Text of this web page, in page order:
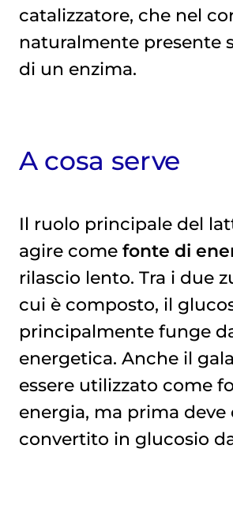
catalizzatore, che nel
naturalmente presente
di un enzima.
A cosa serve
Il ruolo principale del
agire comefonte di
rilascio lento. Tra i due
cui è composto, il
principalmente funge
energetica. Anche il
essere utilizzato come
energia, ma prima deve
convertito in glucosio